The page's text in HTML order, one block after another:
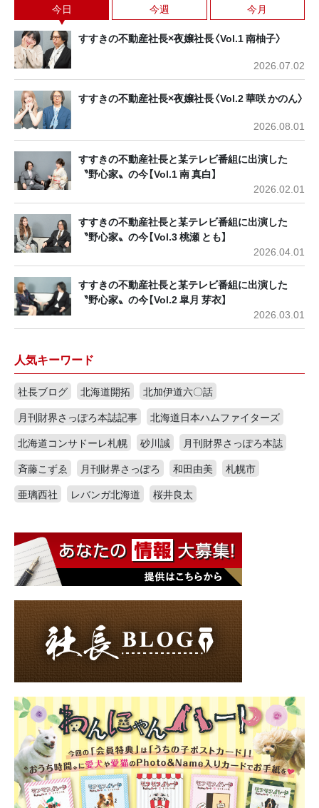
今日 今週 今月
すすきの不動産社長×夜嬢社長〈Vol.1 南柚子〉
2026.07.02
すすきの不動産社長×夜嬢社長〈Vol.2 華咲 かのん〉
2026.08.01
すすきの不動産社長と某テレビ番組に出演した
〝野心家〟の今【Vol.1 南 真白】
2026.02.01
すすきの不動産社長と某テレビ番組に出演した
〝野心家〟の今【Vol.3 桃瀬 とも】
2026.04.01
すすきの不動産社長と某テレビ番組に出演した
〝野心家〟の今【Vol.2 皐月 芽衣】
2026.03.01
人気キーワード
社長ブログ 北海道開拓
北加伊道六〇話
月刊財界さっぽろ本誌記事
北海道日本ハムファイターズ
北海道コンサドーレ札幌
砂川誠
月刊財界さっぽろ本誌
斉藤こずゑ
月刊財界さっぽろ 和田由美
札幌市
亜璃西社
レバンガ北海道 桜井良太